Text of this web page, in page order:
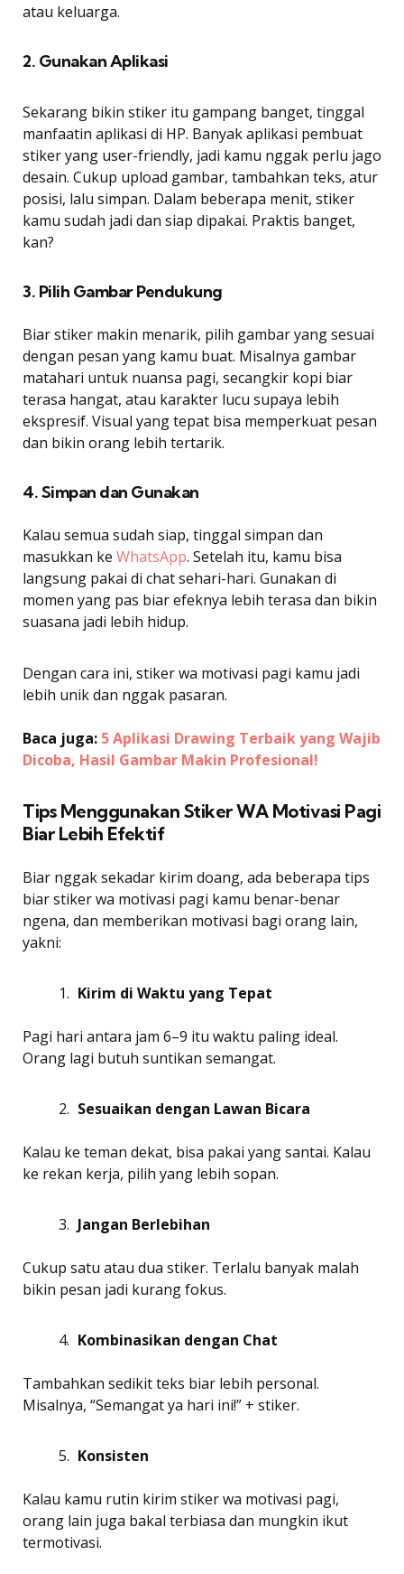
atau keluarga.
2. Gunakan Aplikasi
Sekarang bikin stiker itu gampang banget, tinggal
manfaatin aplikasi di HP. Banyak aplikasi pembuat
stiker yang user-friendly, jadi kamu nggak perlu jago
desain. Cukup upload gambar, tambahkan teks, atur
posisi, lalu simpan. Dalam beberapa menit, stiker
kamu sudah jadi dan siap dipakai. Praktis banget,
kan?
3. Pilih Gambar Pendukung
Biar stiker makin menarik, pilih gambar yang sesuai
dengan pesan yang kamu buat. Misalnya gambar
matahari untuk nuansa pagi, secangkir kopi biar
terasa hangat, atau karakter lucu supaya lebih
ekspresif. Visual yang tepat bisa memperkuat pesan
dan bikin orang lebih tertarik.
4. Simpan dan Gunakan
Kalau semua sudah siap, tinggal simpan dan
masukkan ke WhatsApp. Setelah itu, kamu bisa
langsung pakai di chat sehari-hari. Gunakan di
momen yang pas biar efeknya lebih terasa dan bikin
suasana jadi lebih hidup.
Dengan cara ini, stiker wa motivasi pagi kamu jadi
lebih unik dan nggak pasaran.
Baca juga: 5 Aplikasi Drawing Terbaik yang Wajib
Dicoba, Hasil Gambar Makin Profesional!
Tips Menggunakan Stiker WA Motivasi Pagi
Biar Lebih Efektif
Biar nggak sekadar kirim doang, ada beberapa tips
biar stiker wa motivasi pagi kamu benar-benar
ngena, dan memberikan motivasi bagi orang lain,
yakni:
Kirim di Waktu yang Tepat
Pagi hari antara jam 6–9 itu waktu paling ideal.
Orang lagi butuh suntikan semangat.
Sesuaikan dengan Lawan Bicara
Kalau ke teman dekat, bisa pakai yang santai. Kalau
ke rekan kerja, pilih yang lebih sopan.
Jangan Berlebihan
Cukup satu atau dua stiker. Terlalu banyak malah
bikin pesan jadi kurang fokus.
Kombinasikan dengan Chat
Tambahkan sedikit teks biar lebih personal.
Misalnya, “Semangat ya hari ini!” + stiker.
Konsisten
Kalau kamu rutin kirim stiker wa motivasi pagi,
orang lain juga bakal terbiasa dan mungkin ikut
termotivasi.